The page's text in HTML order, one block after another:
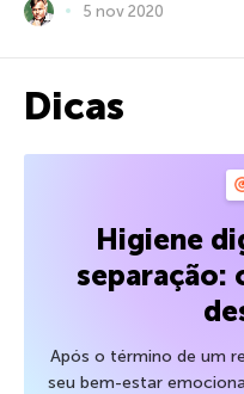
5 nov 2020
Dicas
Higiene
separação:
Após o término de um
seu bem-estar